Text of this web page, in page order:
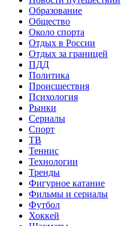
Образование
Общество
Около спорта
Отдых в России
Отдых за границей
ПДД
Политика
Происшествия
Психология
Рынки
Сериалы
Спорт
ТВ
Теннис
Технологии
Тренды
Фигурное катание
Фильмы и сериалы
Футбол
Хоккей